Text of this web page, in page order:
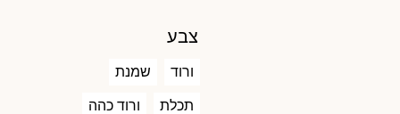
צבע
ורוד שמנת
תכלת ורוד כהה